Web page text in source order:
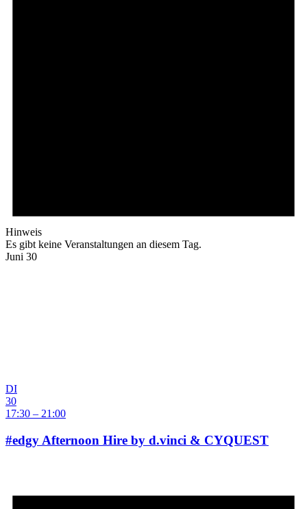
Hinweis
Es gibt keine Veranstaltungen an diesem Tag.
Juni 30
DI
30
17:30 – 21:00
#edgy Afternoon Hire by d.vinci & CYQUEST